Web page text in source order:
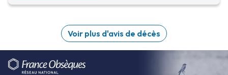
Voir plus d'avis de décès